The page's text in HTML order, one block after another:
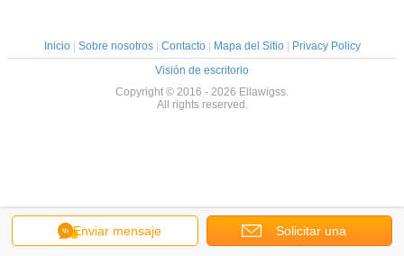
Enviar mensaje Solicitar una
Inicio| Sobre nosotros| Contacto| Mapa del Sitio|
Privacy Policy
Visión de escritorio
Copyright © 2016 - 2026 Ellawigss.
All rights reserved.